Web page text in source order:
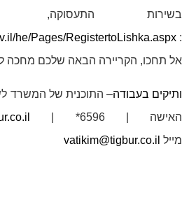
בשירות התעסוקה,
:
he/Pages/RegistertoLishka.aspx
אל תחכו, הקריירה הבאה שלכם מחכה
ותיקים בעבודה– התוכנית של המשרד
האישה | 6596* |
מייל vatikim@tigbur.co.il